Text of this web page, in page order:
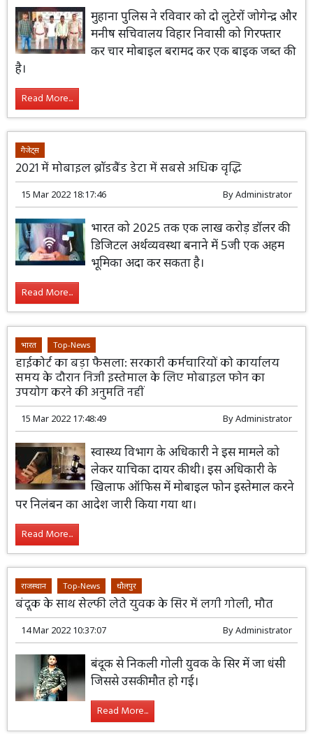
मुहाना पुलिस ने रविवार को दो लुटेरों जोगेन्द्र और
मनीष सचिवालय विहार निवासी को गिरफ्तार
कर चार मोबाइल बरामद कर एक बाइक जब्त की
है।
Read More...
गैजेट्स
2021 में मोबाइल ब्रॉडबैंड डेटा में सबसे अधिक वृद्धि
15 Mar 2022 18:17:46 ByAdministrator
भारत को 2025 तक एक लाख करोड़ डॉलर की
डिजिटल अर्थव्यवस्था बनाने में 5जी एक अहम
भूमिका अदा कर सकता है।
Read More...
भारत Top-News
हाईकोर्ट का बड़ा फैसला: सरकारी कर्मचारियों को कार्यालय
समय के दौरान निजी इस्तेमाल के लिए मोबाइल फोन का
उपयोग करने की अनुमति नहीं
15 Mar 2022 17:48:49 ByAdministrator
स्वास्थ्य विभाग के अधिकारी ने इस मामले को
लेकर याचिका दायर की थी। इस अधिकारी के
खिलाफ ऑफिस में मोबाइल फोन इस्तेमाल करने
पर निलंबन का आदेश जारी किया गया था।
Read More...
राजस्थान Top-News धौलपुर
बंदूक के साथ सेल्फी लेते युवक के सिर में लगी गोली, मौत
14 Mar 2022 10:37:07 ByAdministrator
बंदूक से निकली गोली युवक के सिर में जा धंसी
जिससे उसकी मौत हो गई।
Read More...